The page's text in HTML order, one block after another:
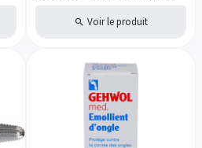
Voir le produit